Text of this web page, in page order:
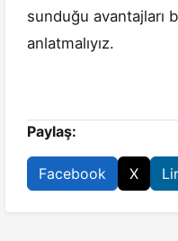
sunduğu avantajları
anlatmalıyız.
Paylaş:
Facebook X